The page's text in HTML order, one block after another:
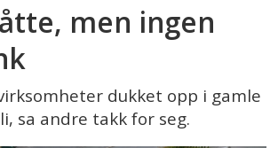
men ingen
dukket opp i gamle
sa andre takk for seg.